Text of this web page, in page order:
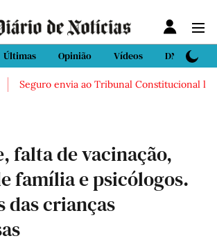
Últimas Opinião Vídeos DN Sport
envia ao Tribunal Constitucional lei que
falta de vacinação,
família e psicólogos.
das crianças